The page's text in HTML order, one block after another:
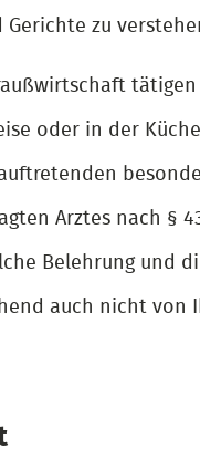
Gerichte zu
oder in der
Arztes nach §
Belehrung und
auch nicht von